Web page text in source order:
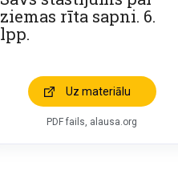
ziemas rīta sapni. 6.
lpp.
Uz materiālu
PDF fails, alausa.org